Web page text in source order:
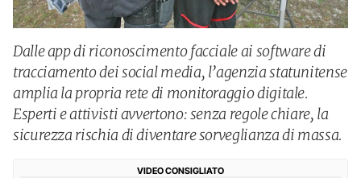
Dalle app di riconoscimento facciale ai software di
tracciamento dei social media, l’agenzia statunitense
amplia la propria rete di monitoraggio digitale.
Esperti e attivisti avvertono: senza regole chiare, la
sicurezza rischia di diventare sorveglianza di massa.
VIDEO CONSIGLIATO